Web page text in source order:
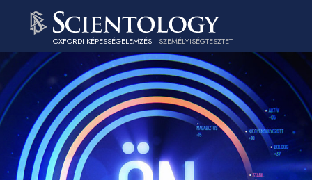
OXFORDI KÉPESSÉGELEMZÉS SZEMÉLYISÉGTESZTET